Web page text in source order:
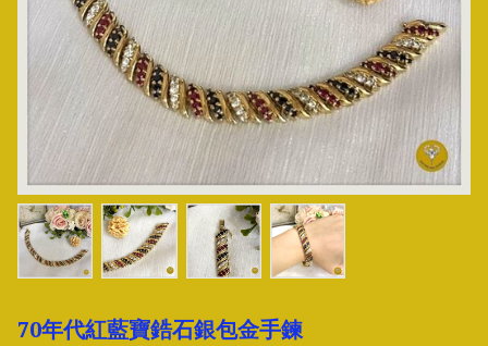
70年代紅藍寶鋯石銀包金手鍊